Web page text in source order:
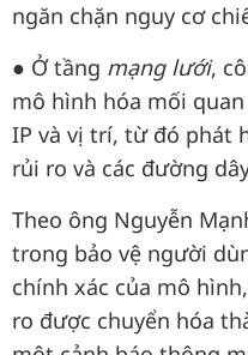
ngăn chặn nguy cơ
● Ở tầng mạng lưới,
mô hình hóa mối
IP và vị trí, từ đó phát
rủi ro và các đường
Theo ông Nguyễn
trong bảo vệ người
chính xác của mô
ro được chuyển hóa